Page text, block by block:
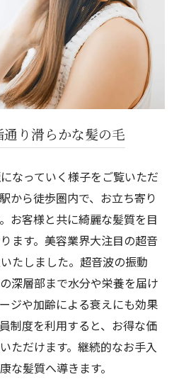
り滑らかな髪の毛
なっていく様子をご覧いただ
から徒歩圏内で、お立ち寄り
お客様と共に綺麗な髪質を目
ます。美容業界大注目の超音
たしました。超音波の振動
深層部まで水分や栄養を届け
ジや加齢による衰えにも効果
制度を利用すると、お得な価
ただけます。継続的なお手入
な髪質へ導きます。